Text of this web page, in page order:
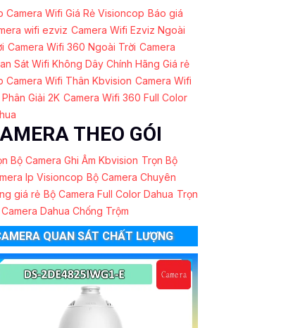
Camera Wifi Giá Rẻ Visioncop Báo giá
wifi ezviz Camera Wifi Ezviz Ngoài
Camera Wifi 360 Ngoài Trời Camera
Sát Wifi Không Dây Chính Hãng Giá rẻ
Camera Wifi Thân Kbvision Camera Wifi
Giải 2K Camera Wifi 360 Full Color
THEO GÓI
Bộ Camera Ghi Âm Kbvision Trọn Bộ
Ip Visioncop Bộ Camera Chuyên
giá rẻ Bộ Camera Full Color Dahua Trọn
Dahua Chống Trộm
QUAN SÁT CHẤT LƯỢNG